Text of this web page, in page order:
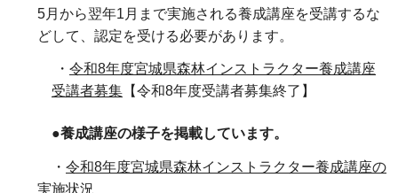
5月から翌年1月まで実施される養成講座を受講するな
どして、認定を受ける必要があります。
・ 令和8年度宮城県森林インストラクター養成講座
受講者募集 【令和8年度受講者募集終了】
●養成講座の様子を掲載しています。
・ 令和8年度宮城県森林インストラクター養成講座の
実施状況